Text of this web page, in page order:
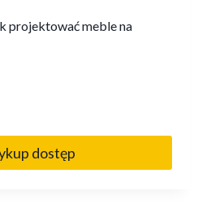
projektować meble na
dostęp